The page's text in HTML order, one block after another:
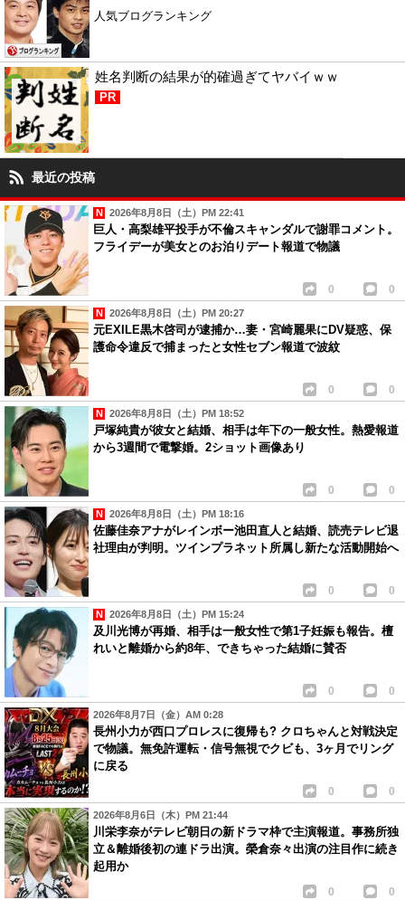
人気ブログランキング
姓名判断の結果が的確過ぎてヤバイｗｗ
PR
最近の投稿
2026年8月8日（土）PM 22:41
巨人・高梨雄平投手が不倫スキャンダルで謝罪コメント。
フライデーが美女とのお泊りデート報道で物議
0 0
2026年8月8日（土）PM 20:27
元EXILE黒木啓司が逮捕か…妻・宮崎麗果にDV疑惑、保
護命令違反で捕まったと女性セブン報道で波紋
0 0
2026年8月8日（土）PM 18:52
戸塚純貴が彼女と結婚、相手は年下の一般女性。熱愛報道
から3週間で電撃婚。2ショット画像あり
0 0
2026年8月8日（土）PM 18:16
佐藤佳奈アナがレインボー池田直人と結婚、読売テレビ退
社理由が判明。ツインプラネット所属し新たな活動開始へ
0 0
2026年8月8日（土）PM 15:24
及川光博が再婚、相手は一般女性で第1子妊娠も報告。檀
れいと離婚から約8年、できちゃった結婚に賛否
0 0
2026年8月7日（金）AM 0:28
長州小力が西口プロレスに復帰も? クロちゃんと対戦決定
で物議。無免許運転・信号無視でクビも、3ヶ月でリング
に戻る
0 0
2026年8月6日（木）PM 21:44
川栄李奈がテレビ朝日の新ドラマ枠で主演報道。事務所独
立＆離婚後初の連ドラ出演。榮倉奈々出演の注目作に続き
起用か
0 0